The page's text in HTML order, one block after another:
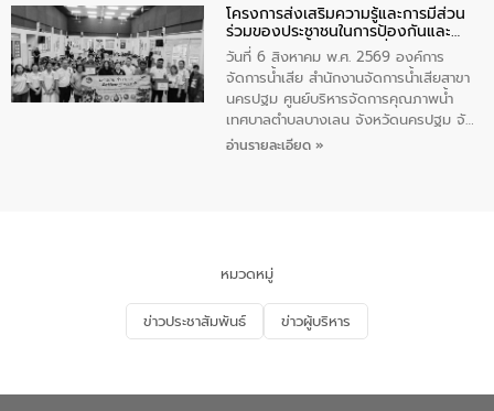
ประชาชน ตัวแทนจากโรงแรมต่างๆ ในเขต
เทศบาลตำบลราไวย์ ศูนย์บริหารจัดการ
คุณภาพน้ำเทศบาลตำบลราไวย์ นำโดยนาย
น้อย แก้วเศษ ผู้จัดการสำนักงานจัดการน้ำ
เสียสาขาภูเก็ต พร้อมด้วยเจ้าหน้าที่ จำนวน
5 คน ร่วมทำกิจกรรม ทำความสะอาด
ชายหาดและแหล่งท่องเที่ยว ณ บริเวณ
โครงการส่งเสริมความรู้และการมีส่วน
ร่วมของประชาชนในการป้องกันและ
แก้ไขปัญหาน้ำเสียอย่างยั่งยืน
วันที่ 6 สิงหาคม พ.ศ. 2569 องค์การ
จัดการน้ำเสีย สำนักงานจัดการน้ำเสียสาขา
นครปฐม ศูนย์บริหารจัดการคุณภาพน้ำ
เทศบาลตำบลบางเลน จังหวัดนครปฐม จัด
กิจกรรมภายใต้โครงการส่งเสริมความรู้และ
จัดการน้ำเสียและสร้างจิตสำนึกในการ
อนุรักษ์สิ่งแวดล้อม ในหัวข้อ “น้ำเสียชุมชน
และการบำบัดน้ำเสียเบื้องต้น” โดยให้ความรู้
เกี่ยวกับสาเหตุและผลกระทบของน้ำเสีย
ณ เทศบาลตำบลบางเลน จังหวัดนครปฐม
อ่านรายละเอียด »
หมวดหมู่
ข่าวประชาสัมพันธ์ ข่าวผู้บริหาร